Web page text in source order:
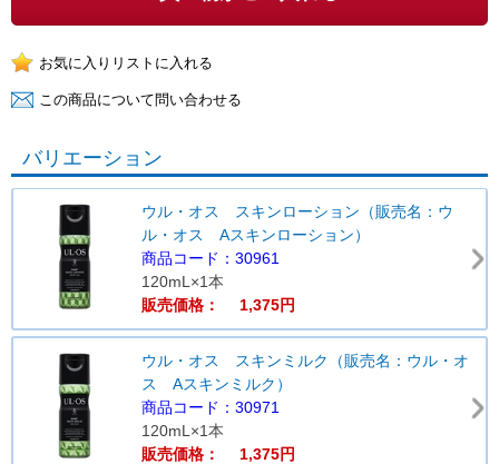
バリエーション
ウル・オス スキンローション（販売名：ウ
ル・オス Aスキンローション）
商品コード：30961
120mL×1本
販売価格： 1,375円
ウル・オス スキンミルク（販売名：ウル・オ
ス Aスキンミルク）
商品コード：30971
120mL×1本
販売価格： 1,375円